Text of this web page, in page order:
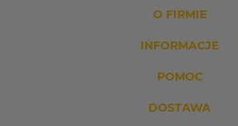
O FIRMIE
INFORMACJE
POMOC
DOSTAWA